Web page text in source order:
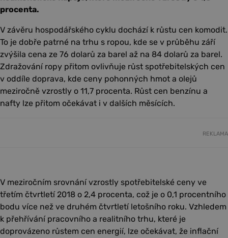
procenta.
V závěru hospodářského cyklu dochází k růstu cen komodit.
To je dobře patrné na trhu s ropou, kde se v průběhu září
zvýšila cena ze 76 dolarů za barel až na 84 dolarů za barel.
Zdražování ropy přitom ovlivňuje růst spotřebitelských cen
v oddíle doprava, kde ceny pohonných hmot a olejů
meziročně vzrostly o 11,7 procenta. Růst cen benzínu a
nafty lze přitom očekávat i v dalších měsících.
REKLAMA
V meziročním srovnání vzrostly spotřebitelské ceny ve
třetím čtvrtletí 2018 o 2,4 procenta, což je o 0,1 procentního
bodu více než ve druhém čtvrtletí letošního roku. Vzhledem
k přehřívání pracovního a realitního trhu, které je
doprovázeno růstem cen energií, lze očekávat, že inflační